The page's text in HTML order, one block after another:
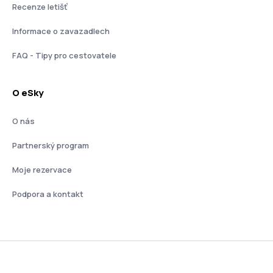
Recenze letišť
Informace o zavazadlech
FAQ - Tipy pro cestovatele
O eSky
O nás
Partnerský program
Moje rezervace
Podpora a kontakt